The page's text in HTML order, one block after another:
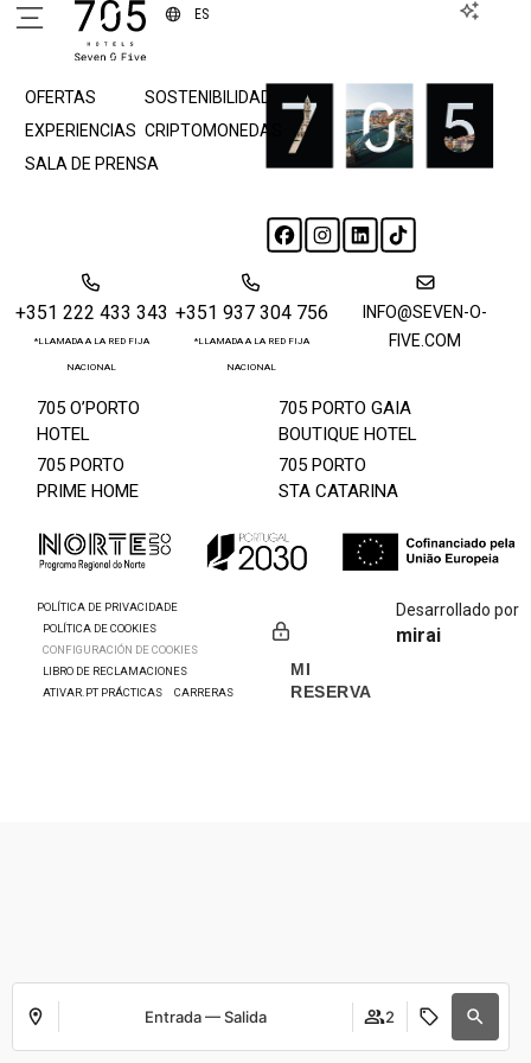
ES
Entrada — Salida 2
SOBRE
EVENTOS
OFERTAS
SOSTENIBILIDAD
EXPERIENCIAS CRIPTOMONEDAS
SALA DE PRENSA
+351 222 433 343
*LLAMADA A LA RED FIJA
NACIONAL
+351 937 304 756
*LLAMADA A LA RED FIJA
NACIONAL
INFO@SEVEN-O-
FIVE.COM
705 O’PORTO
HOTEL
705 PORTO GAIA
BOUTIQUE HOTEL
705 PORTO
PRIME HOME
705 PORTO
STA CATARINA
POLÍTICA DE PRIVACIDADE
POLÍTICA DE COOKIES
CONFIGURACIÓN DE COOKIES
LIBRO DE RECLAMACIONES
ATIVAR.PT PRÁCTICAS
CARRERAS
MI
RESERVA
Desarrollado por
mirai